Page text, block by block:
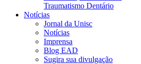
Traumatismo Dentário
Notícias
Jornal da Unisc
Notícias
Imprensa
Blog EAD
Sugira sua divulgação